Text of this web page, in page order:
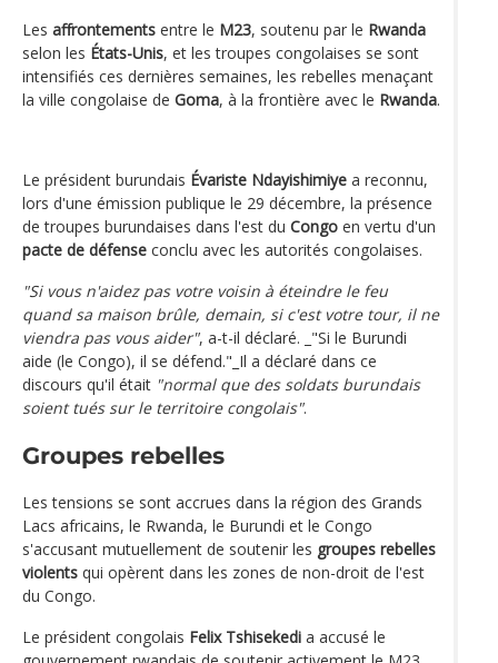
Les affrontements entre le M23, soutenu par le Rwanda
selon les États-Unis, et les troupes congolaises se sont
intensifiés ces dernières semaines, les rebelles menaçant
la ville congolaise de Goma, à la frontière avec le Rwanda.
Le président burundais Évariste Ndayishimiye a reconnu,
lors d'une émission publique le 29 décembre, la présence
de troupes burundaises dans l'est du Congo en vertu d'un
pacte de défense conclu avec les autorités congolaises.
"Si vous n'aidez pas votre voisin à éteindre le feu
quand sa maison brûle, demain, si c'est votre tour, il ne
viendra pas vous aider", a-t-il déclaré. _"Si le Burundi
aide (le Congo), il se défend."_Il a déclaré dans ce
discours qu'il était "normal que des soldats burundais
soient tués sur le territoire congolais".
Groupes rebelles
Les tensions se sont accrues dans la région des Grands
Lacs africains, le Rwanda, le Burundi et le Congo
s'accusant mutuellement de soutenir les groupes rebelles
violents qui opèrent dans les zones de non-droit de l'est
du Congo.
Le président congolais Felix Tshisekedi a accusé le